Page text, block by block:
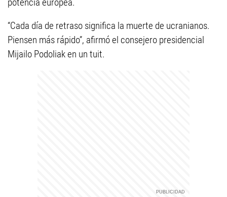
potencia europea.
“Cada día de retraso significa la muerte de ucranianos.
Piensen más rápido”, afirmó el consejero presidencial
Mijailo Podoliak en un tuit.